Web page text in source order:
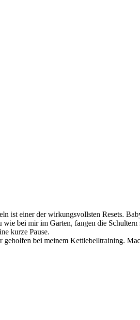
ist einer der wirkungsvollsten Resets.
bei mir im Garten, fangen die
kurze Pause.
bei meinem Kettlebelltraining.